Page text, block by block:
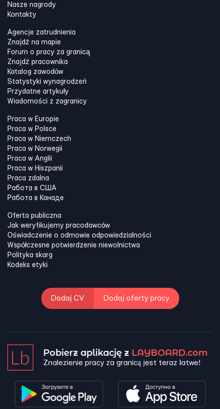
Nasze nagrody
Kontakty
Agencje zatrudnienia
Znajdź na mapie
Forum o pracy za granicą
Znajdź pracownika
Katalog zawodów
Statystyki wynagrodzeń
Przydatne artykuły
Wiadomości z zagranicy
Praca w Europie
Praca w Polsce
Praca w Niemczech
Praca w Norwegii
Praca w Anglii
Praca w Hiszpanii
Praca zdalna
Работа в США
Работа в Канадe
Oferta publiczna
Jak weryfikujemy pracodawców
Oświadczenie o odmowie odpowiedzialności
Współczesne potwierdzenie niewolnictwa
Polityka skarg
Kodeks etyki
Dodaj CV Dodaj oferty pracy
Pobierz aplikację z LAYBOARD.com
Znalezienie pracy za granicą jest teraz łatwe!